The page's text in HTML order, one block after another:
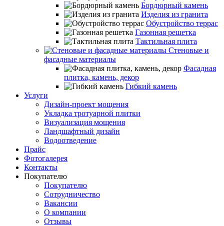
Бордюрный камень
Изделия из гранита
Обустройство террас
Газонная решетка
Тактильная плита
Стеновые и
фасадные материалы
Фасадная
плитка, камень, декор
Гибкий камень
Услуги
Дизайн-проект мощения
Укладка тротуарной плитки
Визуализация мощения
Ландшафтный дизайн
Водоотведение
Прайс
Фотогалерея
Контакты
Покупателю
Покупателю
Сотрудничество
Вакансии
О компании
Отзывы